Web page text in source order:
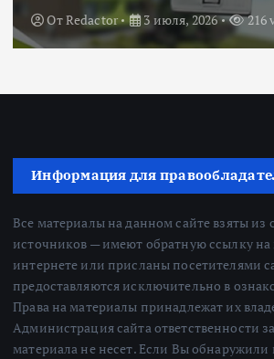
ОтRedactor 3 июля, 2026 216
Информация для
Все материалы на данном сайте взяты из
источников — имеют обратную ссылку на
интернете или присланы посетителями
предоставляются исключительно в
Права на материалы принадлежат их
Администрация сайта ответственности
материала не несет. Если Вы